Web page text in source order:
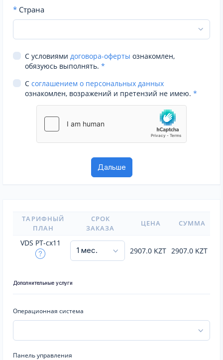
* Страна
С условиями договора-оферты ознакомлен,
обязуюсь выполнять. *
С соглашением о персональных данных
ознакомлен, возражений и претензий не имею. *
ТАРИФНЫЙ
ПЛАН
СРОК
ЗАКАЗА
ЦЕНА СУММА
VDS PT-cx11
2907.0 KZT 2907.0 KZT
Дополнительные услуги
Операционная система
Панель управления